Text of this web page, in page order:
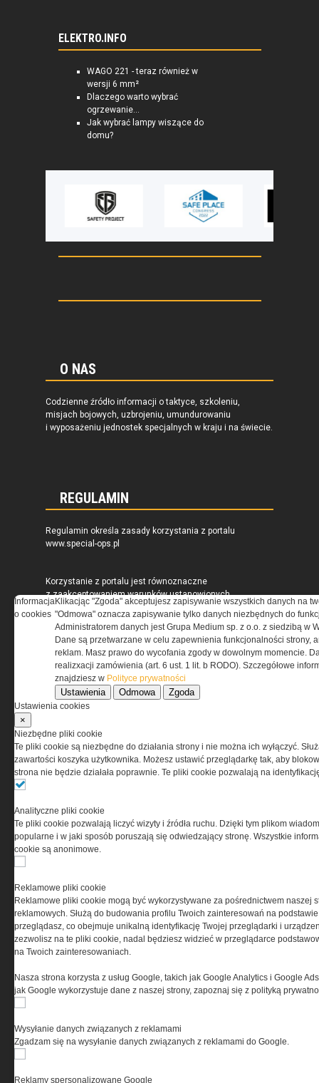
ELEKTRO.INFO
WAGO 221 - teraz również w
wersji 6 mm²
Dlaczego warto wybrać
ogrzewanie...
Jak wybrać lampy wiszące do
domu?
O NAS
Codzienne źródło informacji o taktyce, szkoleniu,
misjach bojowych, uzbrojeniu, umundurowaniu
i wyposażeniu jednostek specjalnych w kraju i na świecie.
REGULAMIN
Regulamin określa zasady korzystania z portalu
www.special-ops.pl
Korzystanie z portalu jest równoznaczne
z zaakceptowaniem warunków ustanowionych
przez Grupa MEDIUM Spółka z ograniczoną
odpowiedzialnością Spółka komandytowa, nr KRS:
0000537655, NIP 1132860378, REGON 146393437
(zwana dalej Grupa MEDIUM) w postaci Regulaminu.
Przeczytaj regulamin
PRYWATNOŚĆ
w celu świadczenia usług na najwyższym poziomie,
w tym w sposób dostosowany do indywidualnych potrzeb.
Korzystanie z witryny bez zmiany ustawień dotyczących
cookies oznacza, że będą one zamieszczane w Twoim
cookies. Nim Państwo zaczną korzystać z naszego
serwisu prosimy o zapoznanie się z nasząpolityką
prywatności orazinformacją o cookies.
Copyright © 2004-2019 Grupa MEDIUM Spółka z ograniczoną odpowiedzialnością
Spółka komandytowa, nr KRS: 0000537655. Wszelkie prawa, w tym Autora,
Wydawcy i Producenta bazy danych zastrzeżone. Jakiekolwiek dalsze
Informacja
o cookies
Klikacjąc "Zgoda" akceptujesz zapisywanie wszystkich danych na
"Odmowa" oznacza zapisywanie tylko danych niezbędnych do
Administratorem danych jest Grupa Medium sp. z o.o. z siedzibą w
Dane są przetwarzane w celu zapewnienia funkcjonalności strony,
reklam. Masz prawo do wycofania zgody w dowolnym momencie.
realizxacji zamówienia (art. 6 ust. 1 lit. b RODO). Szczegółowe
znajdziesz w Polityce prywatności
Ustawienia Odmowa Zgoda
Ustawienia cookies
×
Niezbędne pliki cookie
Te pliki cookie są niezbędne do działania strony i nie można ich wyłączyć.
zawartości koszyka użytkownika. Możesz ustawić przeglądarkę tak, aby
strona nie będzie działała poprawnie. Te pliki cookie pozwalają na
Analityczne pliki cookie
Te pliki cookie pozwalają liczyć wizyty i źródła ruchu. Dzięki tym plikom
popularne i w jaki sposób poruszają się odwiedzający stronę. Wszystkie
cookie są anonimowe.
Reklamowe pliki cookie
Reklamowe pliki cookie mogą być wykorzystywane za pośrednictwem naszej
reklamowych. Służą do budowania profilu Twoich zainteresowań na
przeglądasz, co obejmuje unikalną identyfikację Twojej przeglądarki i
zezwolisz na te pliki cookie, nadal będziesz widzieć w przeglądarce
na Twoich zainteresowaniach.
Nasza strona korzysta z usług Google, takich jak Google Analytics i Google
jak Google wykorzystuje dane z naszej strony, zapoznaj się z polityką
Wysyłanie danych związanych z reklamami
Zgadzam się na wysyłanie danych związanych z reklamami do Google.
Reklamy spersonalizowane Google